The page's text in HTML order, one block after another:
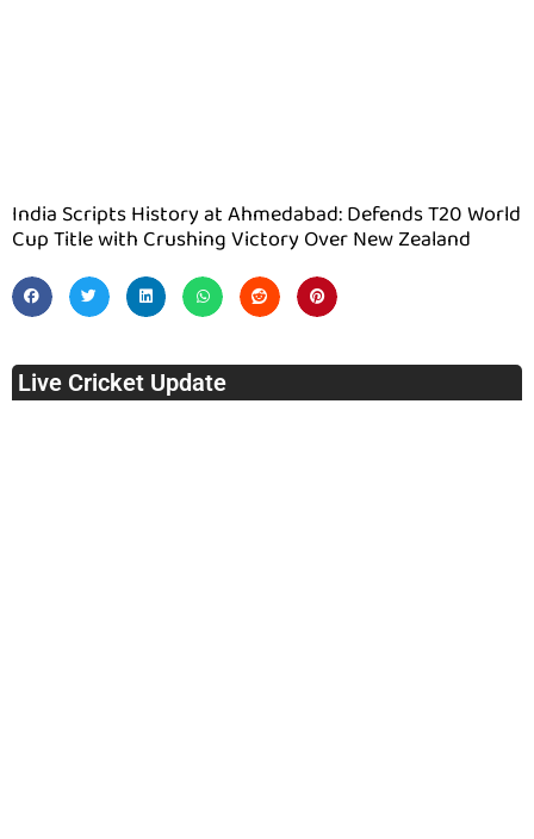
India Scripts History at Ahmedabad: Defends T20 World
Cup Title with Crushing Victory Over New Zealand
Live Cricket Update